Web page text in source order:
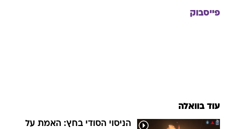
פייסבוק
עוד בוואלה
הניסוי הסודי בחץ: האמת על